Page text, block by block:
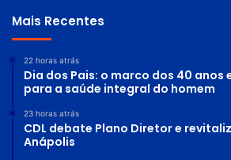
Mais Recentes
22 horas atrás
Dia dos Pais: o marco dos 40 anos
para a saúde integral do homem
23 horas atrás
CDL debate Plano Diretor e
Anápolis